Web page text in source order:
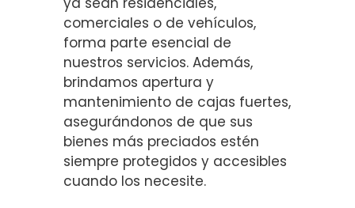
comerciales o de vehículos,
forma parte esencial de
nuestros servicios. Además,
brindamos apertura y
mantenimiento de cajas fuertes,
asegurándonos de que sus
bienes más preciados estén
siempre protegidos y accesibles
cuando los necesite.